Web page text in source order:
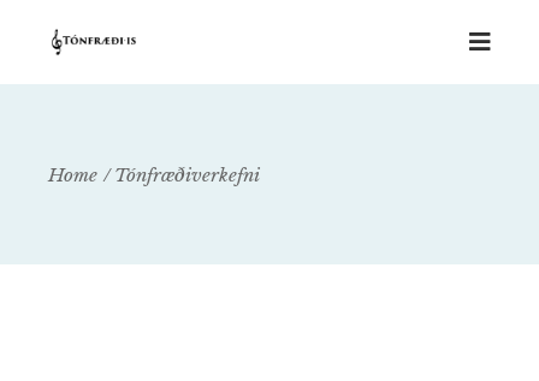
Home Tónfræðiverkefni